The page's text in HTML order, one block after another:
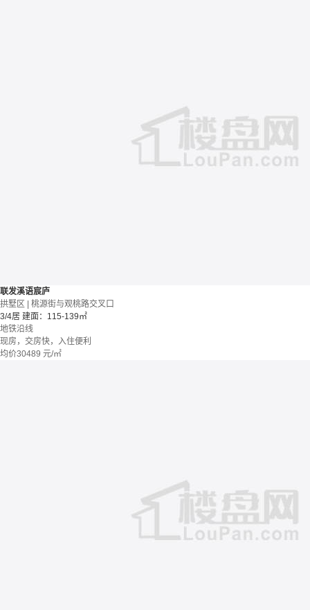
联发溪语宸庐
拱墅区 | 桃源街与观桃路交叉口
3/4居 建面：115-139㎡
地铁沿线
现房，交房快，入住便利
均价30489 元/㎡